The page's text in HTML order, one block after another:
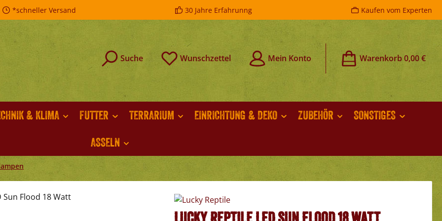
*schneller Versand 30 Jahre Erfahrunng Kaufen vom Experten
Suche Wunschzettel Mein Konto Warenkorb0,00 €
& KLIMA FUTTER TERRARIUM EINRICHTUNG & DEKO ZUBEHÖR
SONSTIGES
ASSELN